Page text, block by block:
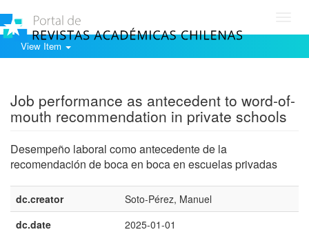
View Item
Job performance as antecedent to word-of-
mouth recommendation in private schools
Desempeño laboral como antecedente de la
recomendación de boca en boca en escuelas privadas
dc.creator
Soto-Pérez, Manuel
dc.date
2025-01-01